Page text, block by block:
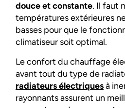
douce et constante. Il faut
températures extérieures
basses pour que le
climatiseur soit optimal.
Le confort du chauffage
avant tout du type de
radiateurs électriquesà
rayonnants assurent un